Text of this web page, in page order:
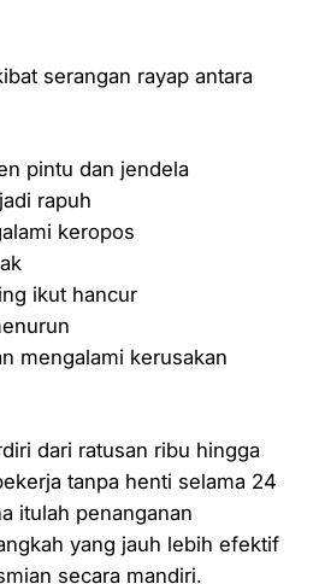
serangan rayap antara
pintu dan jendela
rapuh
keropos
ikut hancur
mengalami kerusakan
dari ratusan ribu hingga
tanpa henti selama 24
itulah penanganan
yang jauh lebih efektif
secara mandiri.